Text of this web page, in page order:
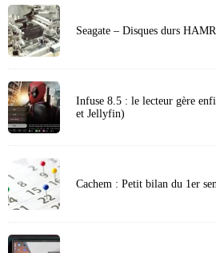
Seagate – Disques durs
Infuse 8.5 : le lecteur gère
et Jellyfin)
Cachem : Petit bilan du 1er